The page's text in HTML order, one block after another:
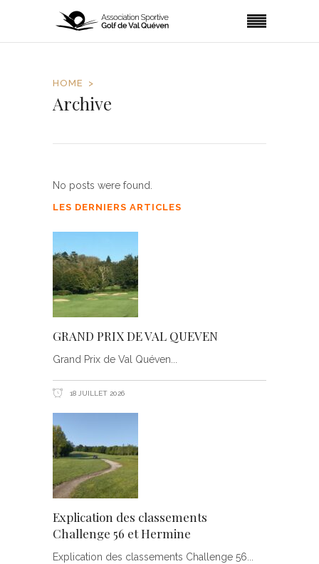
HOME
Archive
No posts were found.
LES DERNIERS ARTICLES
GRAND PRIX DE VAL QUEVEN
Grand Prix de Val Quéven
18 JUILLET 2026
Explication des classements
Challenge 56 et Hermine
Explication des classements Challenge 56